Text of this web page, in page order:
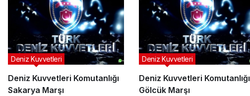
Deniz Kuvvetleri Komutanlığı
Sakarya Marşı
Deniz Kuvvetleri
Deniz Kuvvetleri Komutanlığı
Gölcük Marşı
Deniz Kuvvetleri